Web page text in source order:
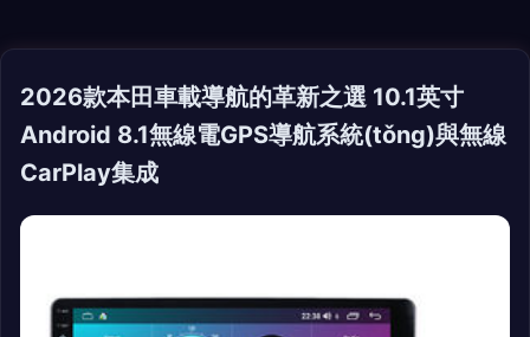
2026款本田車載導航的革新之選 10.1英寸
Android 8.1無線電GPS導航系統(tǒng)與無線
CarPlay集成